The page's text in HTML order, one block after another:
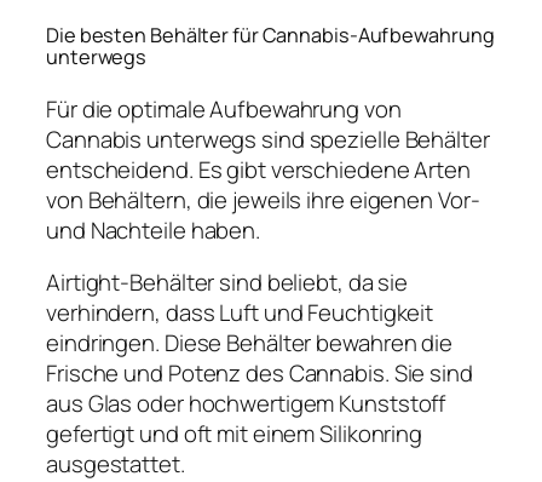
Die besten Behälter für Cannabis-Aufbewahrung
unterwegs
Für die optimale Aufbewahrung von
Cannabis unterwegs sind spezielle Behälter
entscheidend. Es gibt verschiedene Arten
von Behältern, die jeweils ihre eigenen Vor-
und Nachteile haben.
Airtight-Behälter sind beliebt, da sie
verhindern, dass Luft und Feuchtigkeit
eindringen. Diese Behälter bewahren die
Frische und Potenz des Cannabis. Sie sind
aus Glas oder hochwertigem Kunststoff
gefertigt und oft mit einem Silikonring
ausgestattet.